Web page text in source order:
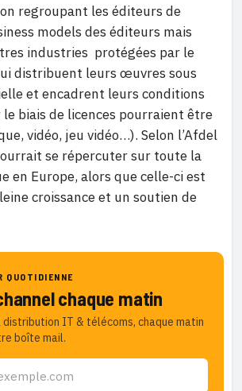
regroupant les éditeurs de
models des éditeurs mais
industries protégées par le
distribuent leurs œuvres sous
et encadrent leurs conditions
biais de licences pourraient être
vidéo, jeu vidéo…). Selon l’Afdel
se répercuter sur toute la
en Europe, alors que celle-ci est
croissance et un soutien de
QUOTIDIENNE
chaque matin
IT & télécoms, chaque matin
boîte mail.